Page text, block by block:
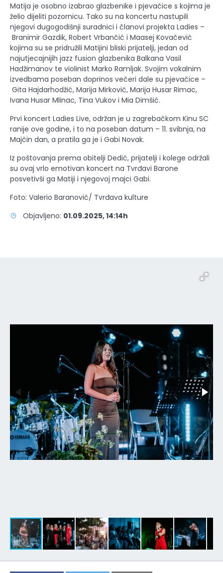
Matija je osobno izabrao glazbenike i pjevačice s kojima je
želio dijeliti pozornicu. Tako su na koncertu nastupili
njegovi dugogodišnji suradnici i članovi projekta Ladies –
Branimir Gazdik, Robert Vrbančić i Maasej Kovačević
kojima su se pridružili Matijini bliski prijatelji, jedan od
najutjecajnijih jazz fusion glazbenika Balkana Vasil
Hadžimanov te violinist Marko Ramljak. Svojim vokalnim
izvedbama poseban doprinos večeri dale su pjevačice –
Gita Hajdarhodžić, Marija Mirković, Marija Husar Rimac,
Ivana Husar Mlinac, Tina Vukov i Mia Dimšić.
Prvi koncert Ladies Live, održan je u zagrebačkom Kinu SC
ranije ove godine, i to na poseban datum – 11. svibnja, na
Majčin dan, a pratila ga je i Gabi Novak.
Iz poštovanja prema obitelji Dedić, prijatelji i kolege održali
su ovaj vrlo emotivan koncert na Tvrđavi Barone
posvetivši ga Matiji i njegovoj majci Gabi.
Foto: Valerio Baranović/ Tvrđava kulture
Objavljeno: 01.09.2025, 14:14h